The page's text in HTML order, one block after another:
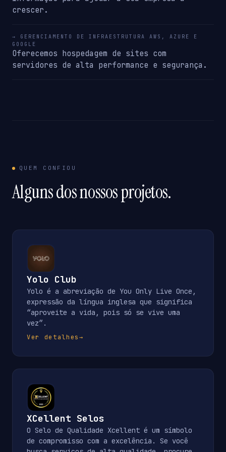
crescer.
→ GERENCIAMENTO DE INFRAESTRUTURA AWS, AZURE E
GOOGLE
Oferecemos hospedagem de sites com
servidores de alta performance e segurança.
QUEM CONFIOU
Alguns dos nossos projetos.
Yolo Club
Yolo é a abreviação de You Only Live Once,
expressão da língua inglesa que significa
“aproveite a vida, pois só se vive uma
vez”.
Ver detalhes→
XCellent Selos
O Selo de Qualidade Xcellent é um símbolo
de compromisso com a excelência. Se você